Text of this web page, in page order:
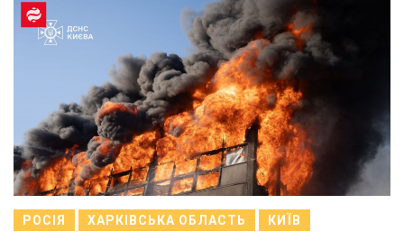
РОСІЯ ХАРКІВСЬКА ОБЛАСТЬ КИЇВ